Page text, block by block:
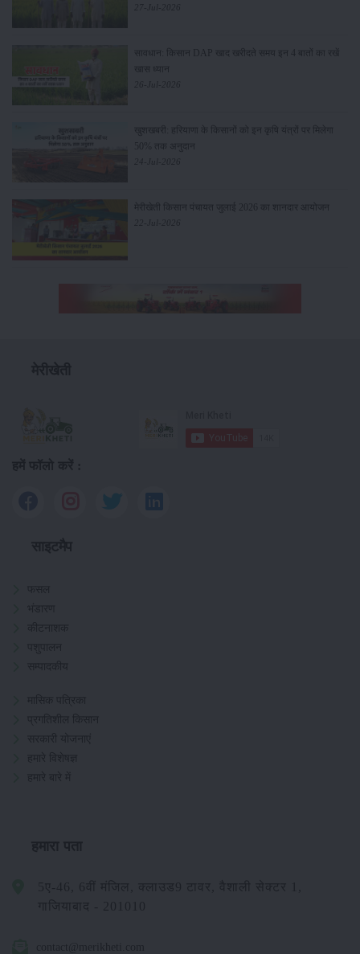
27-Jul-2026
सावधान: किसान DAP खाद खरीदते समय इन 4 बातों का रखें
खास ध्यान
26-Jul-2026
खुशखबरी: हरियाणा के किसानों को इन कृषि यंत्रों पर मिलेगा
50% तक अनुदान
24-Jul-2026
मेरीखेती किसान पंचायत जुलाई 2026 का शानदार आयोजन
22-Jul-2026